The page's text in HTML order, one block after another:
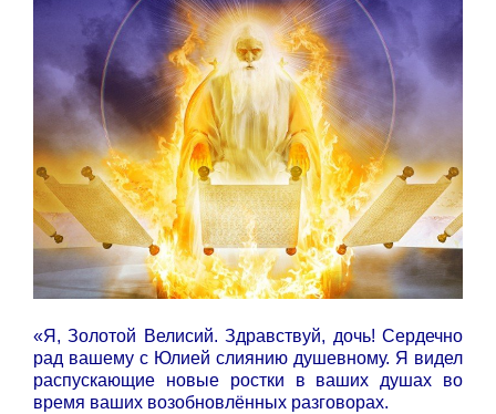
«Я, Золотой Велисий. Здравствуй, дочь! Сердечно
рад вашему с Юлией слиянию душевному. Я видел
распускающие новые ростки в ваших душах во
время ваших возобновлённых разговорах.